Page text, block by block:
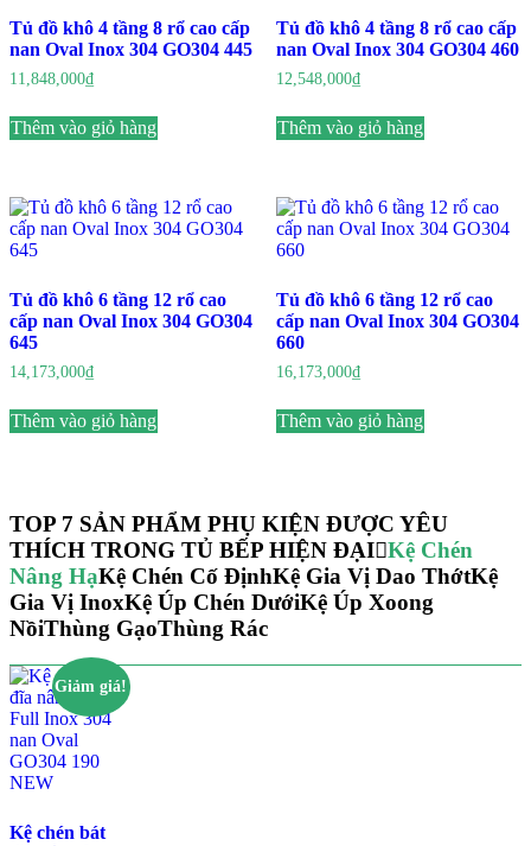
Tủ đồ khô 4 tầng 8 rổ cao cấp
nan Oval Inox 304 GO304 445
11,848,000₫
Thêm vào giỏ hàng
Tủ đồ khô 4 tầng 8 rổ cao cấp
nan Oval Inox 304 GO304 460
12,548,000₫
Thêm vào giỏ hàng
Tủ đồ khô 6 tầng 12 rổ cao
cấp nan Oval Inox 304 GO304
645
14,173,000₫
Thêm vào giỏ hàng
Tủ đồ khô 6 tầng 12 rổ cao
cấp nan Oval Inox 304 GO304
660
16,173,000₫
Thêm vào giỏ hàng
TOP 7 SẢN PHẨM PHỤ KIỆN ĐƯỢC YÊU
THÍCH TRONG TỦ BẾP HIỆN ĐẠI Kệ Chén
Nâng HạKệ Chén Cố ĐịnhKệ Gia Vị Dao ThớtKệ
Gia Vị InoxKệ Úp Chén DướiKệ Úp Xoong
NồiThùng GạoThùng Rác
Giảm giá!
Kệ chén bát